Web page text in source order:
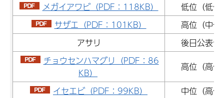
メガイアワビ（PDF：118KB）
低位（低位
サザエ（PDF：101KB）
高位（中位
アサリ
後日公表予
チョウセンハマグリ（PDF：86
KB）
高位（高位
イセエビ（PDF：99KB）
中位（高位